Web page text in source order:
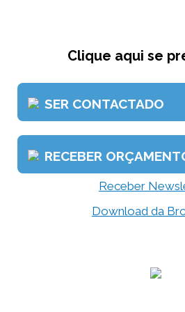
Clique aqui se
SER CONTACTADO
RECEBER
Receber
Download da